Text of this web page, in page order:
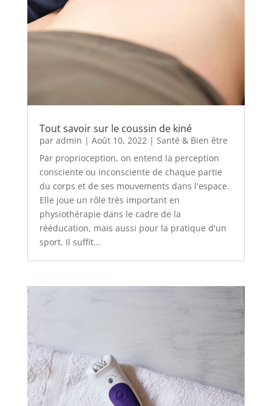
Tout savoir sur le coussin de kiné
par admin | Août 10, 2022 | Santé & Bien être
Par proprioception, on entend la perception
consciente ou inconsciente de chaque partie
du corps et de ses mouvements dans l'espace.
Elle joue un rôle très important en
physiothérapie dans le cadre de la
rééducation, mais aussi pour la pratique d'un
sport. Il suffit...